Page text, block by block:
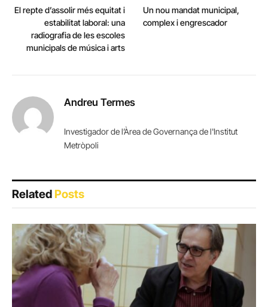
El repte d’assolir més equitat i
estabilitat laboral: una
radiografia de les escoles
municipals de música i arts
Un nou mandat municipal,
complex i engrescador
Andreu Termes
Investigador de l’Àrea de Governança de l'Institut
Metròpoli
RelatedPosts